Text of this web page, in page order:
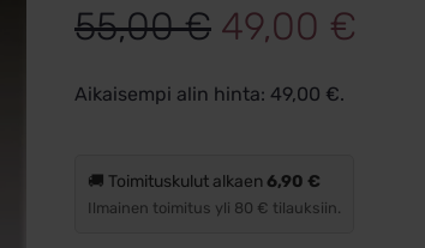
55,00€ Alkuperäinen
hinta
55,00 €.
49,00 €
Aikaisempi alin hinta: 49,00 €.
🚚 Toimituskulut alkaen6,90 €
Ilmainen toimitus yli 80 € tilauksiin.